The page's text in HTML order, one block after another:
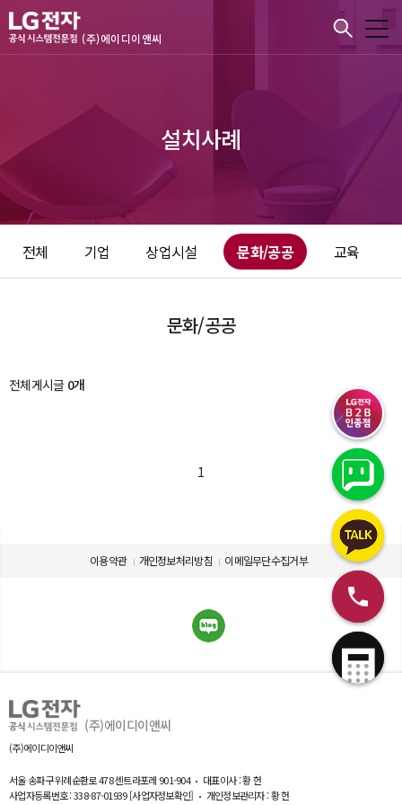
본문바로가기
(주)에이디이앤씨
설치사례
전체 기업 상업시설 문화/공공 교육
문화/공공
전체게시글 0개
1
이용약관 개인정보처리방침 이메일무단수집거부
(주)에이디이앤씨
(주)에이디이앤씨
서울 송파구 위례순환로 478 센트라포레 901-904
대표이사 : 황 헌
사업자등록번호 : 338-87-01939[사업자정보확인]
개인정보관리자 : 황 헌